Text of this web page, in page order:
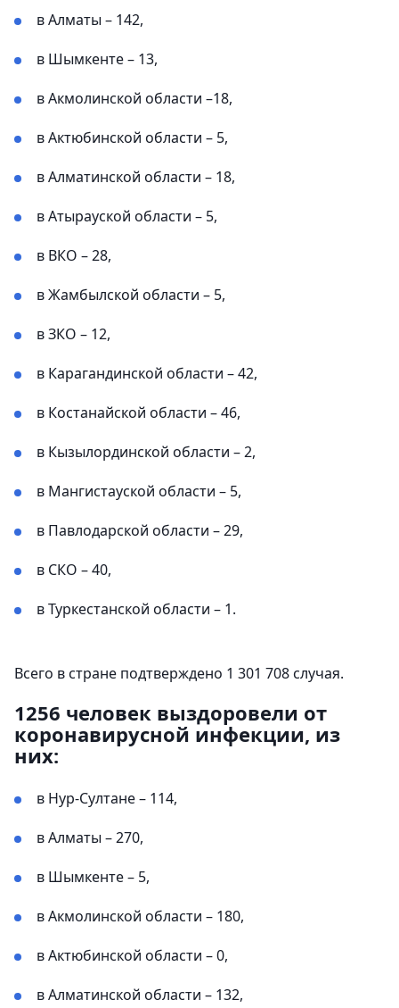
в Алматы – 142,
в Шымкенте – 13,
в Акмолинской области –18,
в Актюбинской области – 5,
в Алматинской области – 18,
в Атырауской области – 5,
в ВКО – 28,
в Жамбылской области – 5,
в ЗКО – 12,
в Карагандинской области – 42,
в Костанайской области – 46,
в Кызылординской области – 2,
в Мангистауской области – 5,
в Павлодарской области – 29,
в СКО – 40,
в Туркестанской области – 1.
Всего в стране подтверждено 1 301 708 случая.
1256 человек выздоровели от
коронавирусной инфекции, из
них:
в Нур-Султане – 114,
в Алматы – 270,
в Шымкенте – 5,
в Акмолинской области – 180,
в Актюбинской области – 0,
в Алматинской области – 132,